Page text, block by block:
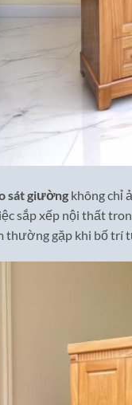
sát giường không chỉ
sắp xếp nội thất
thường gặp khi bố trí